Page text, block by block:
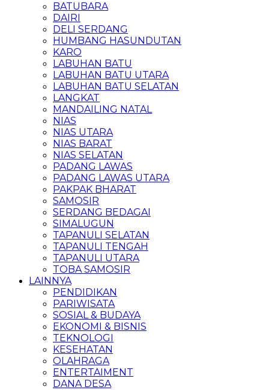
BATUBARA
DAIRI
DELI SERDANG
HUMBANG HASUNDUTAN
KARO
LABUHAN BATU
LABUHAN BATU UTARA
LABUHAN BATU SELATAN
LANGKAT
MANDAILING NATAL
NIAS
NIAS UTARA
NIAS BARAT
NIAS SELATAN
PADANG LAWAS
PADANG LAWAS UTARA
PAKPAK BHARAT
SAMOSIR
SERDANG BEDAGAI
SIMALUGUN
TAPANULI SELATAN
TAPANULI TENGAH
TAPANULI UTARA
TOBA SAMOSIR
LAINNYA
PENDIDIKAN
PARIWISATA
SOSIAL & BUDAYA
EKONOMI & BISNIS
TEKNOLOGI
KESEHATAN
OLAHRAGA
ENTERTAIMENT
DANA DESA